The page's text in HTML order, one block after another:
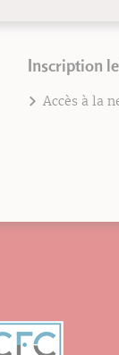
Inscription
Accès à la